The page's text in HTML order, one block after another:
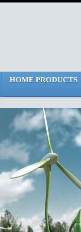
HOME PRODUCTS